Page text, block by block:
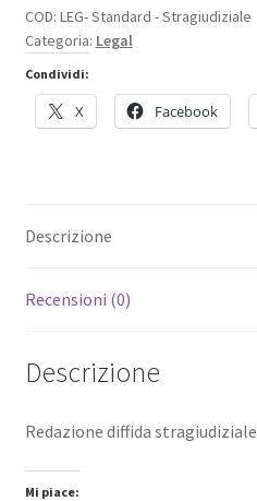
COD: LEG- Standard - Stragiudiziale
Categoria: Legal
Condividi:
X Facebook
Descrizione
Recensioni (0)
Descrizione
Redazione diffida stragiudiziale
Mi piace: